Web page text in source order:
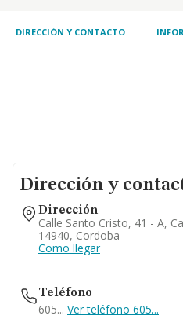
DIRECCIÓN Y CONTACTO
Dirección y
Dirección
Calle Santo Cristo, 41 - A,
14940, Cordoba
Como llegar
Teléfono
605... Ver teléfono 605...